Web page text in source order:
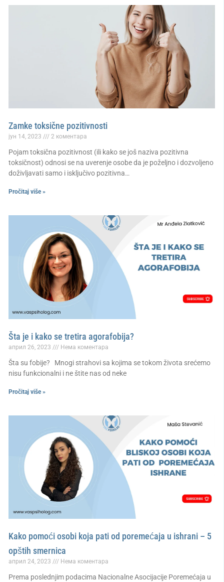
Zamke toksične pozitivnosti
јун 14, 2023 2 коментара
Pojam toksična pozitivnost (ili kako se još naziva pozitivna
toksičnost) odnosi se na uverenje osobe da je poželjno i dozvoljeno
doživljavati samo i isključivo pozitivna…
Pročitaj više »
Šta je i kako se tretira agorafobija?
април 26, 2023 Нема коментара
Šta su fobije? Mnogi strahovi sa kojima se tokom života srećemo
nisu funkcionalni i ne štite nas od neke
Pročitaj više »
Kako pomoći osobi koja pati od poremećaja u ishrani – 5
opštih smernica
април 24, 2023 Нема коментара
Prema poslednjim podacima Nacionalne Asocijacije Poremećaja u